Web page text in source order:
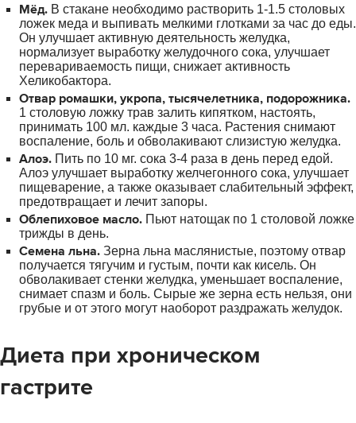
Мёд. В стакане необходимо растворить 1-1.5 столовых
ложек меда и выпивать мелкими глотками за час до еды.
Он улучшает активную деятельность желудка,
нормализует выработку желудочного сока, улучшает
перевариваемость пищи, снижает активность
Хеликобактора.
Отвар ромашки, укропа, тысячелетника, подорожника.
1 столовую ложку трав залить кипятком, настоять,
принимать 100 мл. каждые 3 часа. Растения снимают
воспаление, боль и обволакивают слизистую желудка.
Алоэ. Пить по 10 мг. сока 3-4 раза в день перед едой.
Алоэ улучшает выработку желчегонного сока, улучшает
пищеварение, а также оказывает слабительный эффект,
предотвращает и лечит запоры.
Облепиховое масло. Пьют натощак по 1 столовой ложке
трижды в день.
Семена льна. Зерна льна маслянистые, поэтому отвар
получается тягучим и густым, почти как кисель. Он
обволакивает стенки желудка, уменьшает воспаление,
снимает спазм и боль. Сырые же зерна есть нельзя, они
грубые и от этого могут наоборот раздражать желудок.
Диета при хроническом
гастрите